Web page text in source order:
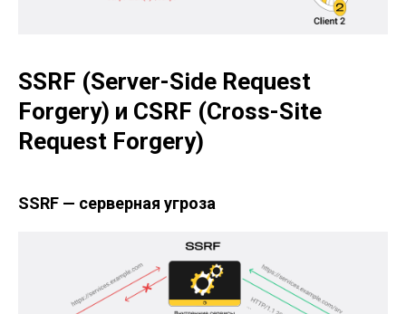
SSRF (Server-Side Request
Forgery) и CSRF (Cross-Site
Request Forgery)
SSRF — серверная угроза